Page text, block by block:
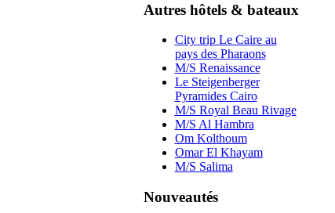
Autres hôtels & bateaux
City trip Le Caire au
pays des Pharaons
M/S Renaissance
Le Steigenberger
Pyramides Cairo
M/S Royal Beau Rivage
M/S Al Hambra
Om Kolthoum
Omar El Khayam
M/S Salima
Nouveautés